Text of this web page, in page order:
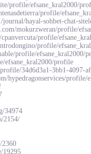
profile/efsane_kral2000/
profile/
hayal-sohbet-chat-
mokurzweran/profile/
profile/
profile/
profile/efsane_kral2000/
efsane_kral2000/profile
34d6d3a1-3bb1-4097-
hypedragonservices/profile/
34974
2154/
2360
19295